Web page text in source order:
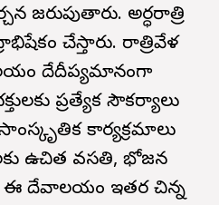
జరుపుతారు. అర్ధరాత్రి
చేస్తారు. రాత్రివేళ
దేదీప్యమానంగా
ప్రత్యేక సౌకర్యాలు
కార్యక్రమాలు
ఉచిత వసతి, భోజన
ఈ దేవాలయం ఇతర చిన్న